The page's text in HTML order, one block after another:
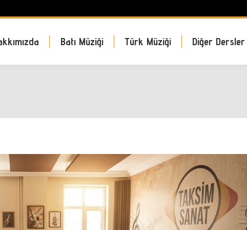
Batı Müziği Türk Müziği Diğer Dersler